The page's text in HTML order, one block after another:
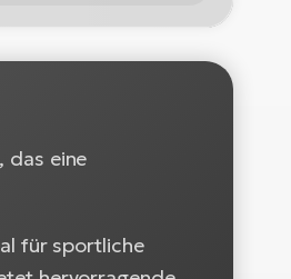
das eine
für sportliche